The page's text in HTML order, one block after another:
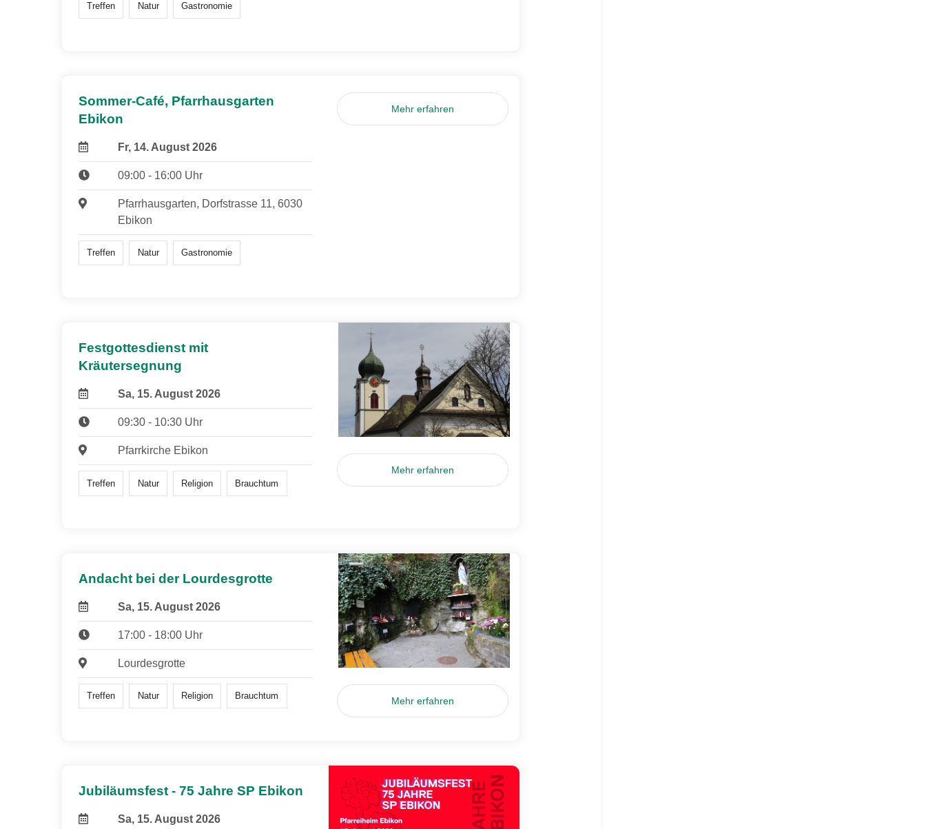
Treffen Natur Gastronomie
Sommer-Café, Pfarrhausgarten
Ebikon
Fr, 14. August 2026
09:00 - 16:00 Uhr
Pfarrhausgarten, Dorfstrasse 11, 6030
Ebikon
Treffen Natur Gastronomie
Mehr erfahren
Festgottesdienst mit
Kräutersegnung
Sa, 15. August 2026
09:30 - 10:30 Uhr
Pfarrkirche Ebikon
Treffen Natur Religion Brauchtum
Mehr erfahren
Andacht bei der Lourdesgrotte
Sa, 15. August 2026
17:00 - 18:00 Uhr
Lourdesgrotte
Treffen Natur Religion Brauchtum Mehr erfahren
Jubiläumsfest - 75 Jahre SP Ebikon
Sa, 15. August 2026